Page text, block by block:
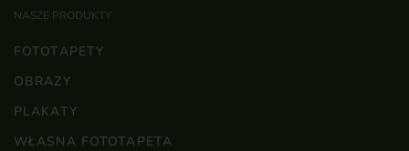
NASZE PRODUKTY
FOTOTAPETY
OBRAZY
PLAKATY
WŁASNA FOTOTAPETA